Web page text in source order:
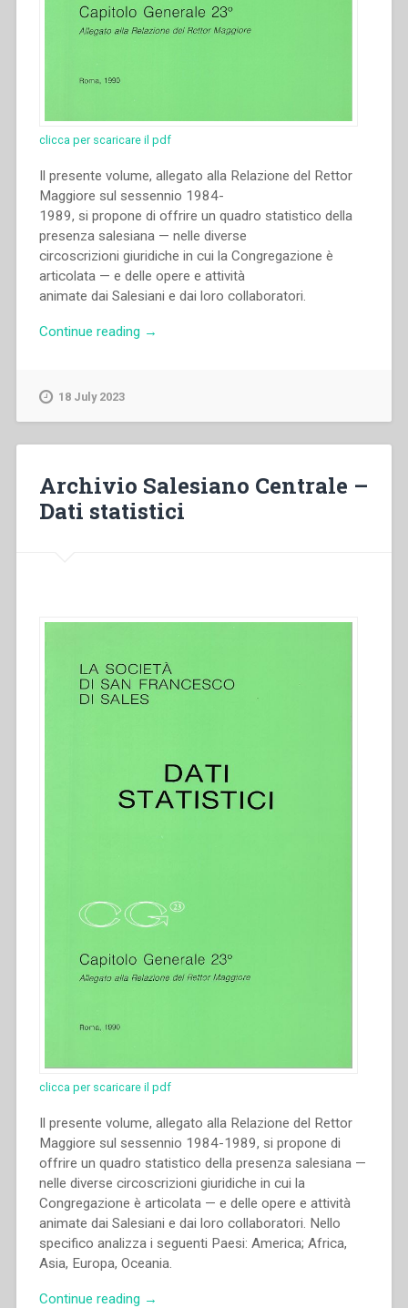
clicca per scaricare il pdf
Il presente volume, allegato alla Relazione del Rettor
Maggiore sul sessennio 1984-
1989, si propone di offrire un quadro statistico della
presenza salesiana — nelle diverse
circoscrizioni giuridiche in cui la Congregazione è
articolata — e delle opere e attività
animate dai Salesiani e dai loro collaboratori.
Continue reading “Archivio
→
18 July 2023
Archivio Salesiano Centrale –
Dati statistici
clicca per scaricare il pdf
Il presente volume, allegato alla Relazione del Rettor
Maggiore sul sessennio 1984-1989, si propone di
offrire un quadro statistico della presenza salesiana —
nelle diverse circoscrizioni giuridiche in cui la
Congregazione è articolata — e delle opere e attività
animate dai Salesiani e dai loro collaboratori. Nello
specifico analizza i seguenti Paesi: America; Africa,
Asia, Europa, Oceania.
Continue reading “Archivio
→